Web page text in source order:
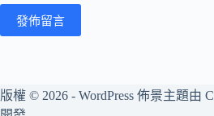
發佈留言
版權 © 2026 - WordPress 佈景主題由